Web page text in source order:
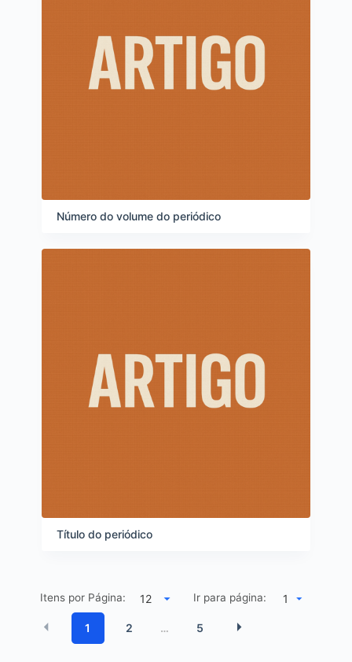
Número do volume do periódico
Título do periódico
Itens por Página: Ir para página: 1
1 2 … 5